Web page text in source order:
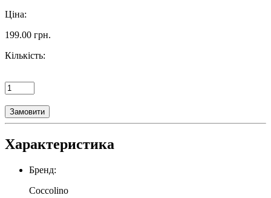
Ціна:
199.00 грн.
Кількість:
Замовити
Характеристика
Бренд:
Coccolino